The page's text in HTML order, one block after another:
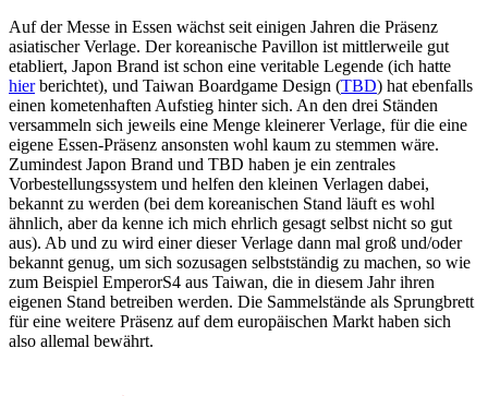
Auf der Messe in Essen wächst seit einigen Jahren die Präsenz
asiatischer Verlage. Der koreanische Pavillon ist mittlerweile gut
etabliert, Japon Brand ist schon eine veritable Legende (ich hatte
hierberichtet), und Taiwan Boardgame Design (TBD) hat ebenfalls
einen kometenhaften Aufstieg hinter sich. An den drei Ständen
versammeln sich jeweils eine Menge kleinerer Verlage, für die eine
eigene Essen-Präsenz ansonsten wohl kaum zu stemmen wäre.
Zumindest Japon Brand und TBD haben je ein zentrales
Vorbestellungssystem und helfen den kleinen Verlagen dabei,
bekannt zu werden (bei dem koreanischen Stand läuft es wohl
ähnlich, aber da kenne ich mich ehrlich gesagt selbst nicht so gut
aus). Ab und zu wird einer dieser Verlage dann mal groß und/oder
bekannt genug, um sich sozusagen selbstständig zu machen, so wie
zum Beispiel EmperorS4 aus Taiwan, die in diesem Jahr ihren
eigenen Stand betreiben werden. Die Sammelstände als Sprungbrett
für eine weitere Präsenz auf dem europäischen Markt haben sich
also allemal bewährt.